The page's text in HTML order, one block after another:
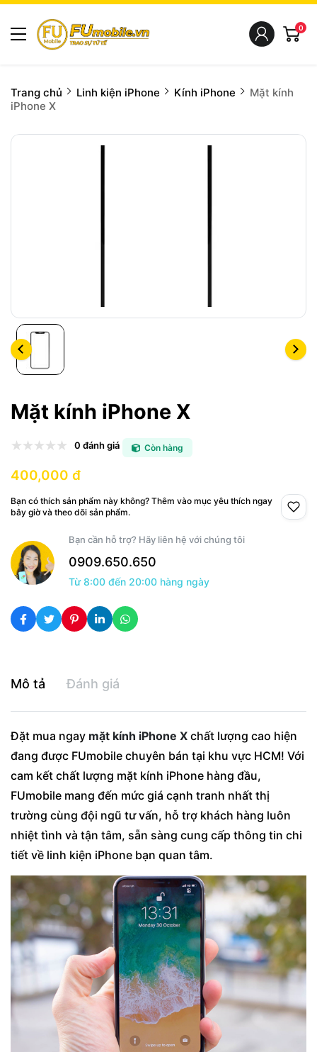
0
Trang chủ Linh kiện iPhone Kính iPhone
Mặt kính
iPhone X
Mặt kính iPhone X
0 đánh giá Còn hàng
400,000 đ
Bạn có thích sản phẩm này không? Thêm vào mục yêu thích ngay
bây giờ và theo dõi sản phẩm.
Bạn cần hỗ trợ? Hãy liên hệ với chúng tôi
0909.650.650
Từ 8:00 đến 20:00 hàng ngày
Mô tả Đánh giá
Đặt mua ngay mặt kính iPhone X chất lượng cao hiện
đang được FUmobile chuyên bán tại khu vực HCM! Với
cam kết chất lượng mặt kính iPhone hàng đầu,
FUmobile mang đến mức giá cạnh tranh nhất thị
trường cùng đội ngũ tư vấn, hỗ trợ khách hàng luôn
nhiệt tình và tận tâm, sẵn sàng cung cấp thông tin chi
tiết về linh kiện iPhone bạn quan tâm.